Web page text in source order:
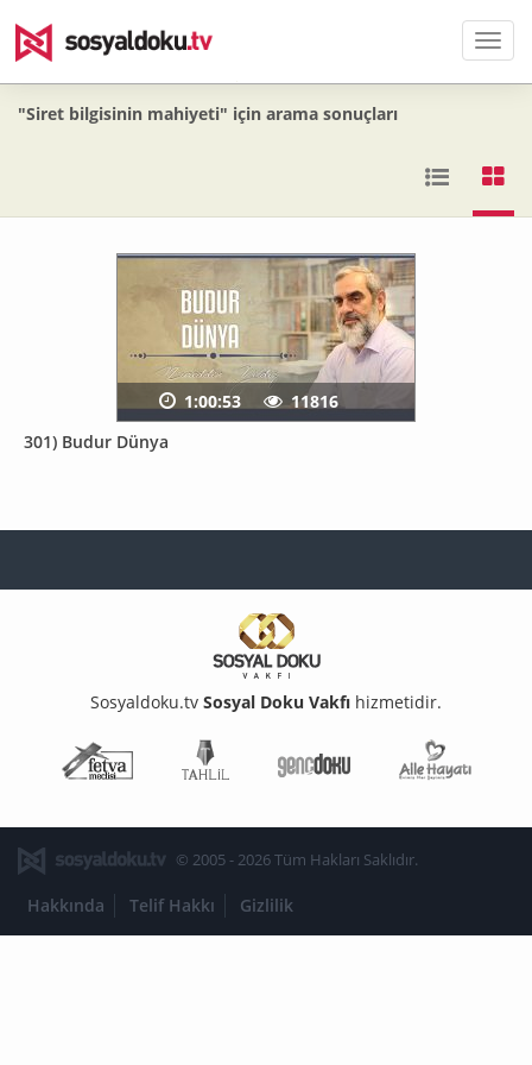
Menü
"Siret bilgisinin mahiyeti" için arama sonuçları
301) Budur Dünya
1:00:53 11816
Sosyaldoku.tv Sosyal Doku Vakfı hizmetidir.
Fetva Meclisi
Genç Doku
© 2005 - 2026 Tüm Hakları Saklıdır.
Hakkında Telif Hakkı Gizlilik